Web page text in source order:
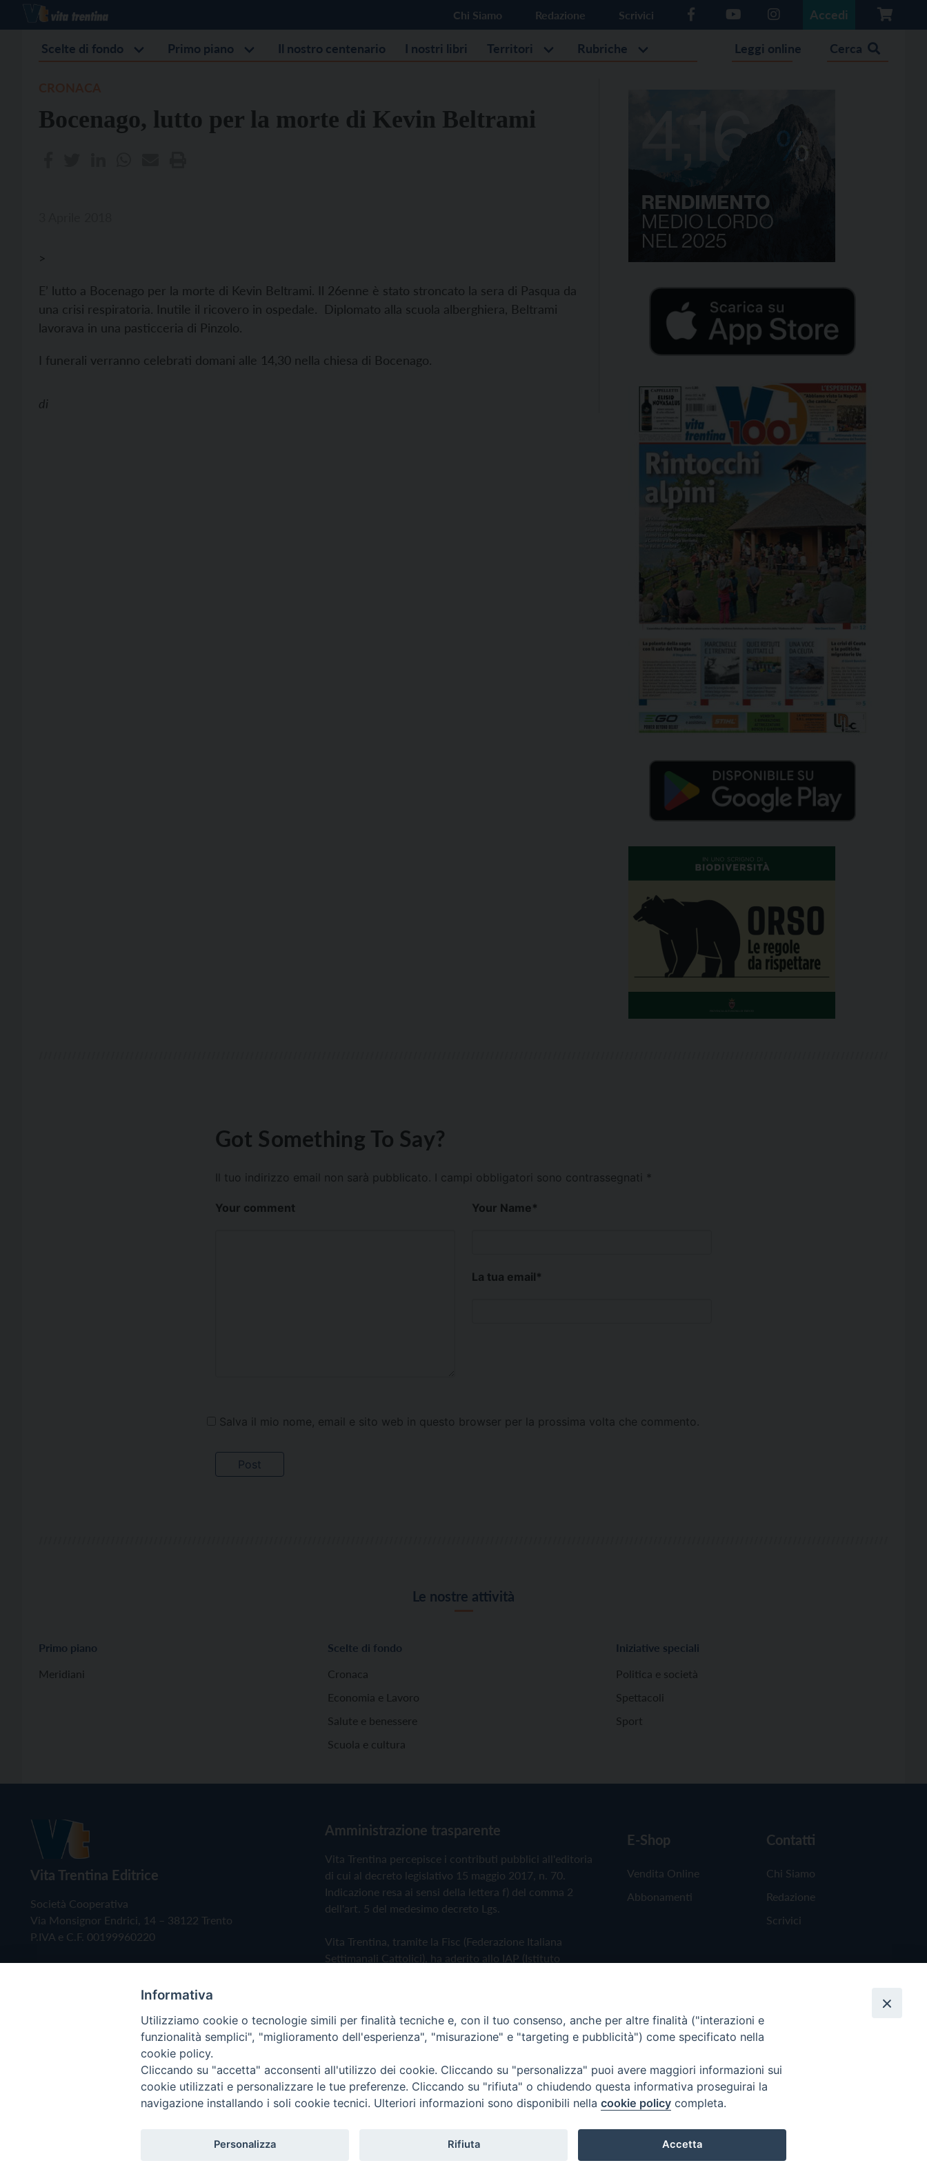
Chi Siamo Redazione Scrivici Accedi
Scelte di fondo Primo piano Il nostro centenario I nostri libri Territori Rubriche Leggi online Cerca
Bocenago, lutto per la morte di Kevin Beltrami
>
E’ lutto a Bocenago per la morte di Kevin Beltrami. Il 26enne è stato stroncato la sera di Pasqua da
una crisi respiratoria. Inutile il ricovero in ospedale. Diplomato alla scuola alberghiera, Beltrami
lavorava in una pasticceria di Pinzolo.
I funerali verranno celebrati domani alle 14,30 nella chiesa di Bocenago.
di
Got Something To Say?
Il tuo indirizzo email non sarà pubblicato. I campi obbligatori sono contrassegnati *
Your comment Your Name*
La tua email*
Salva il mio nome, email e sito web in questo browser per la prossima volta che commento.
Le nostre attività
Primo piano
Meridiani
Scelte di fondo
Cronaca
Economia e Lavoro
Salute e benessere
Scuola e cultura
Iniziative speciali
Politica e società
Spettacoli
Sport
Vita Trentina Editrice
Società Cooperativa
Via Monsignor Endrici, 14 – 38122 Trento
P.IVA e C.F. 00199960220
Amministrazione trasparente
Vita Trentina percepisce i contributi pubblici all'editoria
di cui al decreto legislativo 15 maggio 2017, n. 70.
Indicazione resa ai sensi della lettera f) del comma 2
dell'art. 5 del medesimo decreto Lgs.
Vita Trentina, tramite la Fisc (Federazione Italiana
Settimanali Cattolici), ha aderito allo IAP (Istituto
Privacy Policy Cookie Policy
E-Shop
Vendita Online
Abbonamenti
Contatti
Chi Siamo
Redazione
Scrivici
Copyright © 2019 - Tutti i diritti riservati - Vita Trentina Editrice
Informativa
Utilizziamo cookie o tecnologie simili per finalità tecniche e, con il tuo consenso, anche per altre finalità ("interazioni e
funzionalità semplici", "miglioramento dell'esperienza", "misurazione" e "targeting e pubblicità") come specificato nella
cookie policy.
Cliccando su "accetta" acconsenti all'utilizzo dei cookie. Cliccando su "personalizza" puoi avere maggiori informazioni sui
cookie utilizzati e personalizzare le tue preferenze. Cliccando su "rifiuta" o chiudendo questa informativa proseguirai la
navigazione installando i soli cookie tecnici. Ulteriori informazioni sono disponibili nella cookie policy completa.
Personalizza Rifiuta Accetta